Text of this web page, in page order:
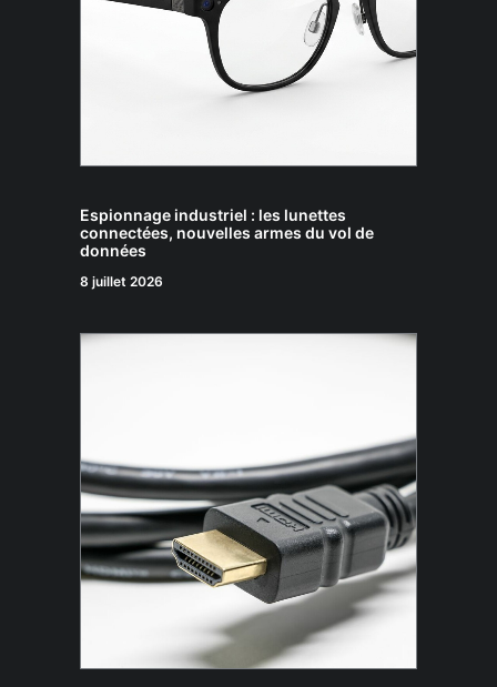
Espionnage industriel : les lunettes
connectées, nouvelles armes du vol de
données
8 juillet 2026